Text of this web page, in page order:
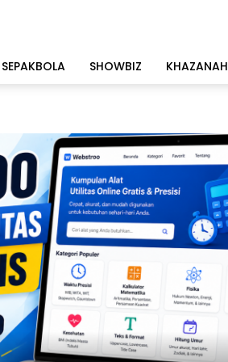
SEPAKBOLA SHOWBIZ KHAZANAH